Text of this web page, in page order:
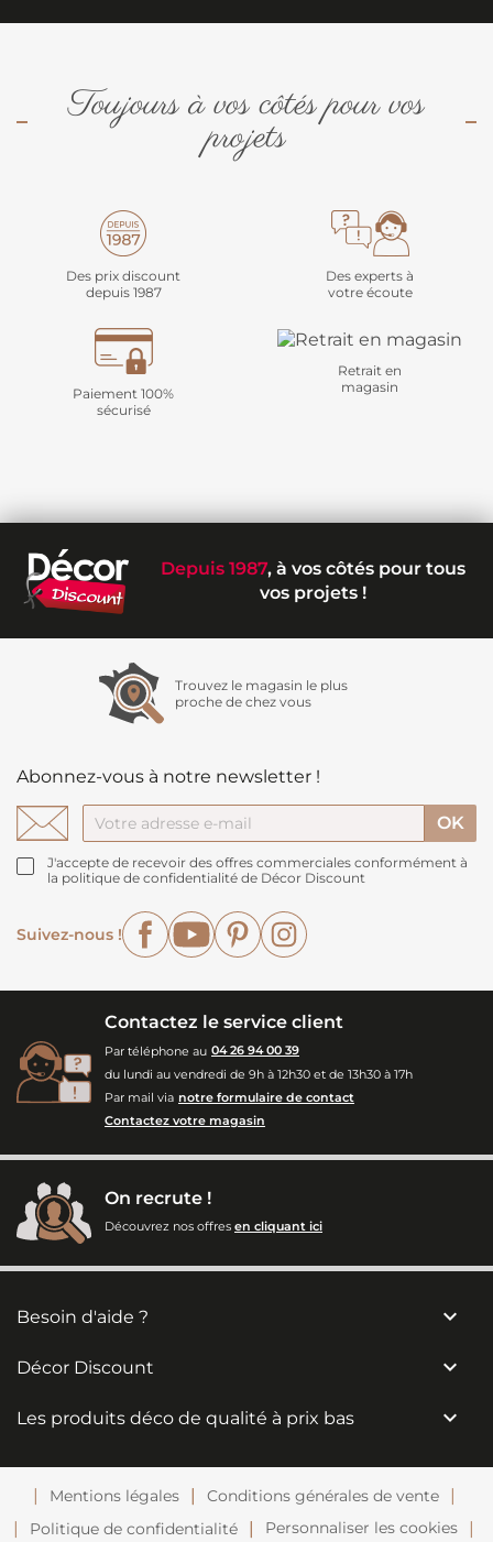
Toujours à vos côtés pour vos
projets
Des prix discount
depuis 1987
Des experts à
votre écoute
Paiement 100%
sécurisé
Retrait en
magasin
Depuis 1987, à vos côtés pour tous
vos projets !
Trouvez le magasin le plus
proche de chez vous
Abonnez-vous à notre newsletter !
J'accepte de recevoir des offres commerciales conformément à
la politique de confidentialité de Décor Discount
Suivez-nous !
FacebookYouTubePinterest
Contactez le service client
Par téléphone au 04 26 94 00 39
du lundi au vendredi de 9h à 12h30 et de 13h30 à 17h
Par mail via notre formulaire de contact
Contactez votre magasin
On recrute !
Découvrez nos offres en cliquant ici
Besoin d'aide ? 
Décor Discount 
Les produits déco de qualité à prix bas 
Mentions légales
Conditions générales de vente
Politique de confidentialité
Personnaliser les cookies